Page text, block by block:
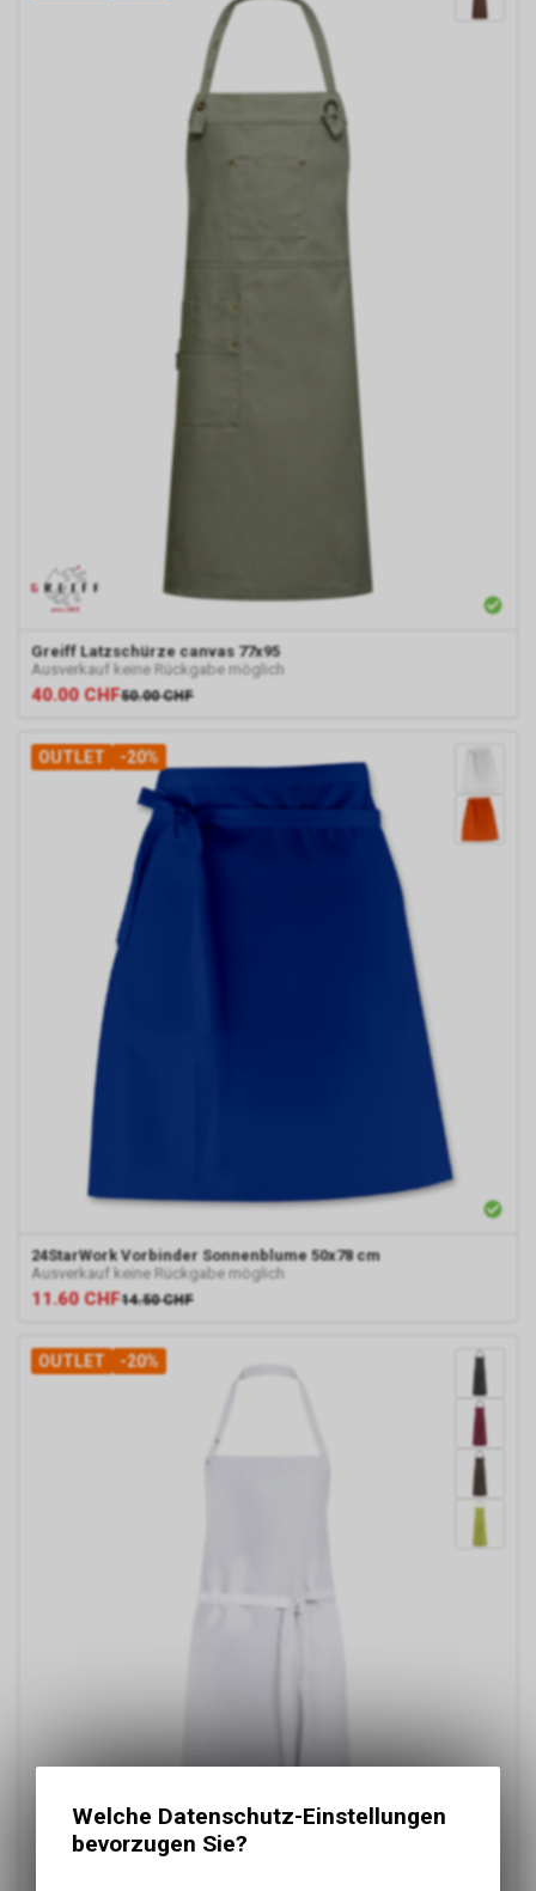
Greiff Latzschürze canvas 77x95
Ausverkauf keine Rückgabe möglich
40.00 CHF50.00 CHF
OUTLET -20%
24StarWork Vorbinder Sonnenblume 50x78 cm
Ausverkauf keine Rückgabe möglich
11.60 CHF14.50 CHF
OUTLET -20%
Welche Datenschutz-Einstellungen
bevorzugen Sie?